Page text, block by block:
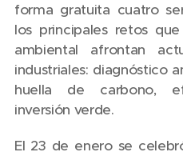
forma gratuita cuatro
los principales retos
ambiental afrontan
industriales: diagnóstico
huella de carbono,
inversión verde.
El 23 de enero se